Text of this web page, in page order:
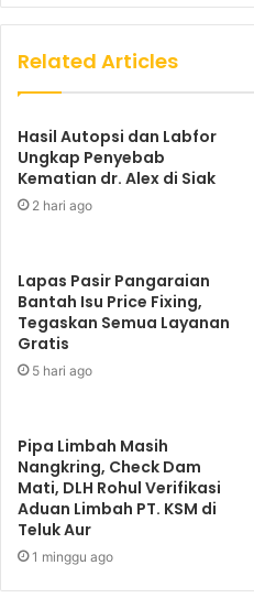
Related Articles
Hasil Autopsi dan Labfor
Ungkap Penyebab
Kematian dr. Alex di Siak
2 hari ago
Lapas Pasir Pangaraian
Bantah Isu Price Fixing,
Tegaskan Semua Layanan
Gratis
5 hari ago
Pipa Limbah Masih
Nangkring, Check Dam
Mati, DLH Rohul Verifikasi
Aduan Limbah PT. KSM di
Teluk Aur
1 minggu ago